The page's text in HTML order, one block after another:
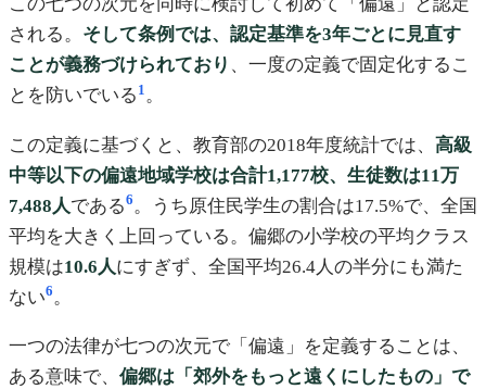
される。 そして条例では、認定基準を3年ごとに見直す
ことが義務づけられており 、一度の定義で固定化するこ
とを防いでいる 1 。
この定義に基づくと、教育部の2018年度統計では、 高級
中等以下の偏遠地域学校は合計1,177校、生徒数は11万
7,488人である6 。うち原住民学生の割合は17.5%で、全国
平均を大きく上回っている。偏郷の小学校の平均クラス
規模は10.6人にすぎず、全国平均26.4人の半分にも満た
ない6 。
一つの法律が七つの次元で「偏遠」を定義することは、
ある意味で、 偏郷は「郊外をもっと遠くにしたもの」で